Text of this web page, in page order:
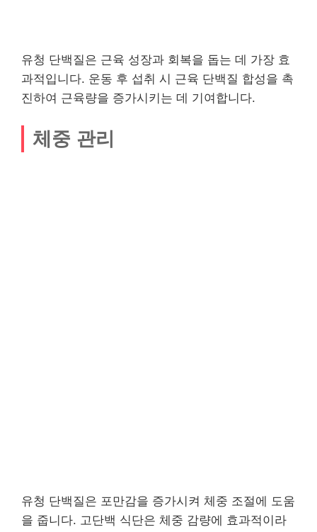
유청 단백질은 근육 성장과 회복을 돕는 데 가장 효
과적입니다. 운동 후 섭취 시 근육 단백질 합성을 촉
진하여 근육량을 증가시키는 데 기여합니다.
체중 관리
유청 단백질은 포만감을 증가시켜 체중 조절에 도움
을 줍니다. 고단백 식단은 체중 감량에 효과적이라